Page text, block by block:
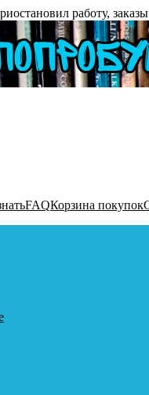
работу,
FAQКорзина покупок